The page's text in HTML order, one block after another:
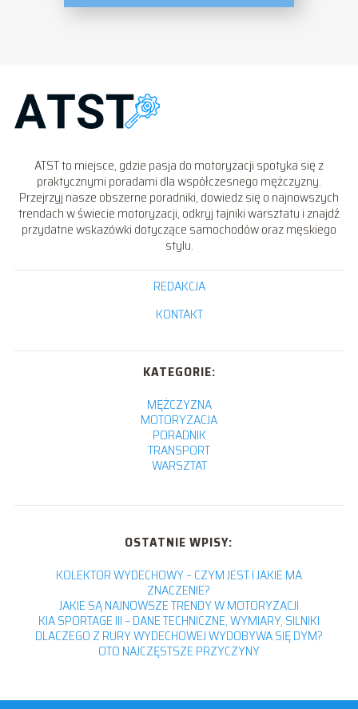
ATST to miejsce, gdzie pasja do motoryzacji spotyka się z
praktycznymi poradami dla współczesnego mężczyzny.
Przejrzyj nasze obszerne poradniki, dowiedz się o najnowszych
trendach w świecie motoryzacji, odkryj tajniki warsztatu i znajdź
przydatne wskazówki dotyczące samochodów oraz męskiego
stylu.
REDAKCJA
KONTAKT
KATEGORIE:
MĘŻCZYZNA
MOTORYZACJA
PORADNIK
TRANSPORT
WARSZTAT
OSTATNIE WPISY:
KOLEKTOR WYDECHOWY – CZYM JEST I JAKIE MA
ZNACZENIE?
JAKIE SĄ NAJNOWSZE TRENDY W MOTORYZACJI
KIA SPORTAGE III – DANE TECHNICZNE, WYMIARY, SILNIKI
DLACZEGO Z RURY WYDECHOWEJ WYDOBYWA SIĘ DYM?
OTO NAJCZĘSTSZE PRZYCZYNY